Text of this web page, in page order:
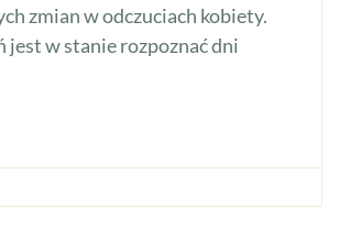
zmian w odczuciach kobiety.
jest w stanie rozpoznać dni